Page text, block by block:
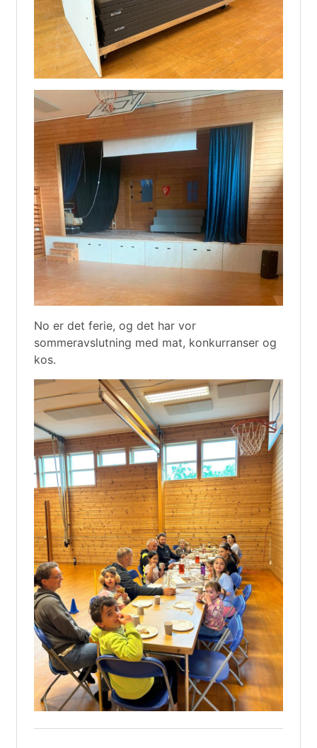
No er det ferie, og det har vor
sommeravslutning med mat, konkurranser og
kos.